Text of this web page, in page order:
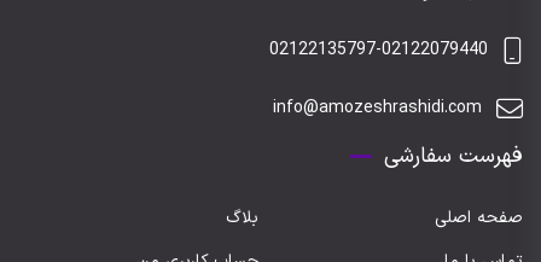
02122135797-02122079440
info@amozeshrashidi.com
فهرست سفارشی
صفحه اصلی
بلاگ